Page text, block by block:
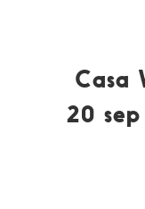
Casa
20